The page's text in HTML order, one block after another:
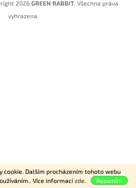
cookie. Dalším procházením tohoto webu
Více informacízde. Rozumím
2026 GREEN RABBIT. Všechna práva
vyhrazena.